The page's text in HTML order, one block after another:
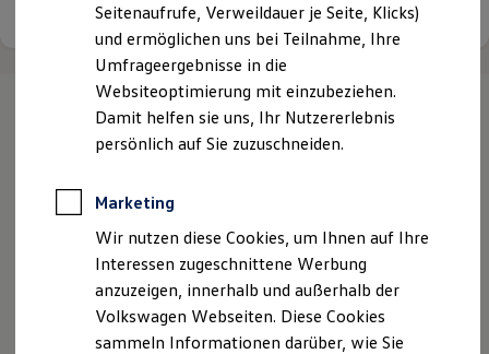
Anpfiff zum Gewinn
Elektromobilität
Elektroautos
ID. Tutorials
Elektrofahrzeugkonzepte
ID. EVERY1
Reichweite
Rekuperation
Laden unterwegs
Laden Zuhause
Ladestationen finden
Ladezeitensimulator
Batterie
Sicherheit
Ihrenächsten
Schritte
Probefahrt vereinbaren
Seitenaufrufe, Verweildauer je Seite, Klicks)
und ermöglichen uns bei Teilnahme, Ihre
Umfrageergebnisse in die
Websiteoptimierung mit einzubeziehen.
Damit helfen sie uns, Ihr Nutzererlebnis
persönlich auf Sie zuzuschneiden.
Marketing
Wir nutzen diese Cookies, um Ihnen auf Ihre
Interessen zugeschnittene Werbung
anzuzeigen, innerhalb und außerhalb der
Volkswagen Webseiten. Diese Cookies
sammeln Informationen darüber, wie Sie